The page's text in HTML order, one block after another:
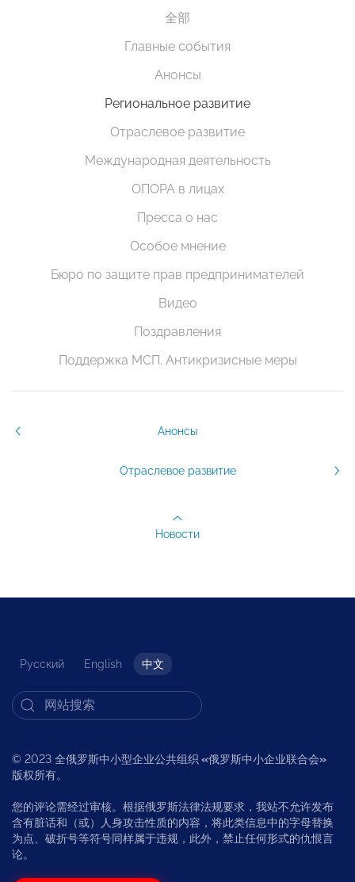
全部
Главные события
Анонсы
Региональное развитие
Отраслевое развитие
Международная деятельность
ОПОРА в лицах
Пресса о нас
Особое мнение
Бюро по защите прав предпринимателей
Видео
Поздравления
Поддержка МСП. Антикризисные меры
Анонсы
Отраслевое развитие
Новости
Русский English 中文
© 2023 全俄罗斯中小型企业公共组织 «俄罗斯中小企业联合会»
版权所有。
您的评论需经过审核。根据俄罗斯法律法规要求，我站不允许发布
含有脏话和（或）人身攻击性质的内容，将此类信息中的字母替换
为点、破折号等符号同样属于违规，此外，禁止任何形式的仇恨言
论。